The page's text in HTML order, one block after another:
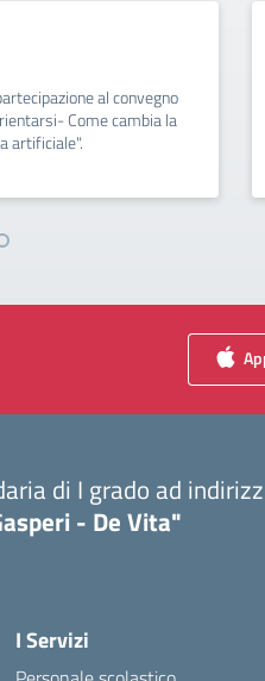
al convegno
Come cambia la
artificiale".
di I grado ad
- De Vita"
I Servizi